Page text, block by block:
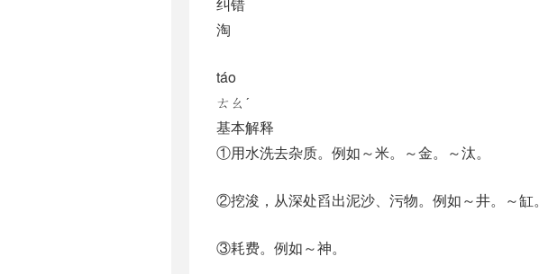
淘
táo
ㄊㄠˊ
基本解释
①用水洗去杂质。例如～米。～金。～汰。
②挖浚，从深处舀出泥沙、污物。例如～井。～缸。
③耗费。例如～神。